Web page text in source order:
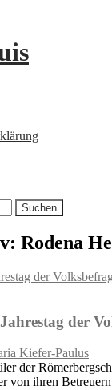
Rodena
der
Kiefer-Paulus
der
von ihren